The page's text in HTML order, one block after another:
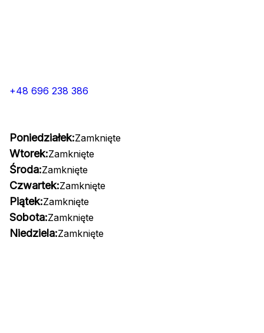
+48 696 238 386
Poniedziałek:Zamknięte
Wtorek:Zamknięte
Środa:Zamknięte
Czwartek:Zamknięte
Piątek:Zamknięte
Sobota:Zamknięte
Niedziela:Zamknięte